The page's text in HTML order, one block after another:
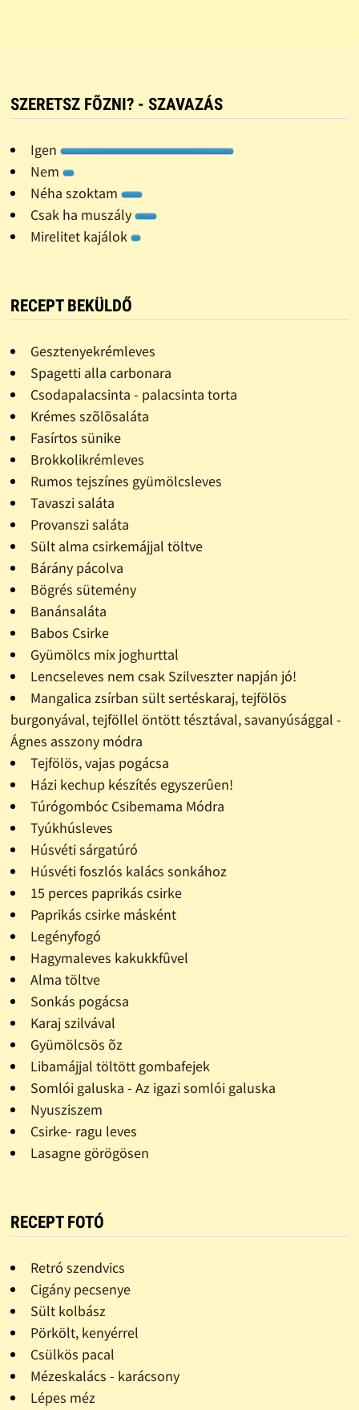
SZERETSZ FÕZNI? - SZAVAZÁS
Igen
Nem
Néha szoktam
Csak ha muszály
Mirelitet kajálok
RECEPT BEKÜLDŐ
Gesztenyekrémleves
Spagetti alla carbonara
Csodapalacsinta - palacsinta torta
Krémes szõlõsaláta
Fasírtos sünike
Brokkolikrémleves
Rumos tejszínes gyümölcsleves
Tavaszi saláta
Provanszi saláta
Sült alma csirkemájjal töltve
Bárány pácolva
Bögrés sütemény
Banánsaláta
Babos Csirke
Gyümölcs mix joghurttal
Lencseleves nem csak Szilveszter napján jó!
Mangalica zsírban sült sertéskaraj, tejfölös
burgonyával, tejföllel öntött tésztával, savanyúsággal -
Ágnes asszony módra
Tejfölös, vajas pogácsa
Házi kechup készítés egyszerûen!
Túrógombóc Csibemama Módra
Tyúkhúsleves
Húsvéti sárgatúró
Húsvéti foszlós kalács sonkához
15 perces paprikás csirke
Paprikás csirke másként
Legényfogó
Hagymaleves kakukkfûvel
Alma töltve
Sonkás pogácsa
Karaj szilvával
Gyümölcsös õz
Libamájjal töltött gombafejek
Somlói galuska - Az igazi somlói galuska
Nyusziszem
Csirke- ragu leves
Lasagne görögösen
RECEPT FOTÓ
Retró szendvics
Cigány pecsenye
Sült kolbász
Pörkölt, kenyérrel
Csülkös pacal
Mézeskalács - karácsony
Lépes méz